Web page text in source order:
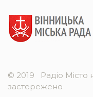
© 2019
Радіо Місто
застережено